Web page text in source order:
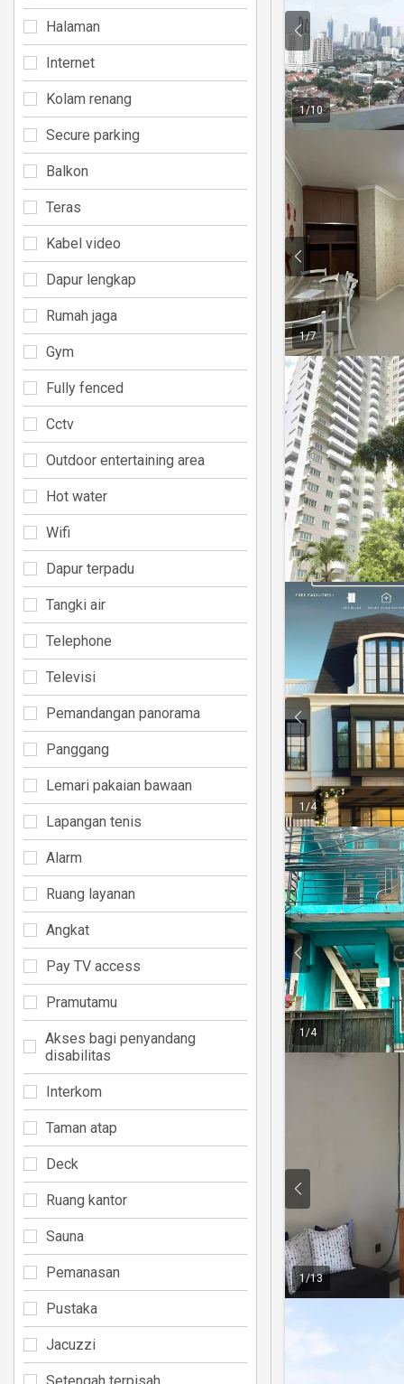
1/10
1/7
1 /4
1 /4
1/13
Halaman
Internet
Kolam renang
Secure parking
Balkon
Teras
Kabel video
Dapur lengkap
Rumah jaga
Gym
Fully fenced
Cctv
Outdoor entertaining area
Hot water
Wifi
Dapur terpadu
Tangki air
Telephone
Televisi
Pemandangan panorama
Panggang
Lemari pakaian bawaan
Lapangan tenis
Alarm
Ruang layanan
Angkat
Pay TV access
Pramutamu
Akses bagi penyandang
disabilitas
Interkom
Taman atap
Deck
Ruang kantor
Sauna
Pemanasan
Pustaka
Jacuzzi
Setengah terpisah